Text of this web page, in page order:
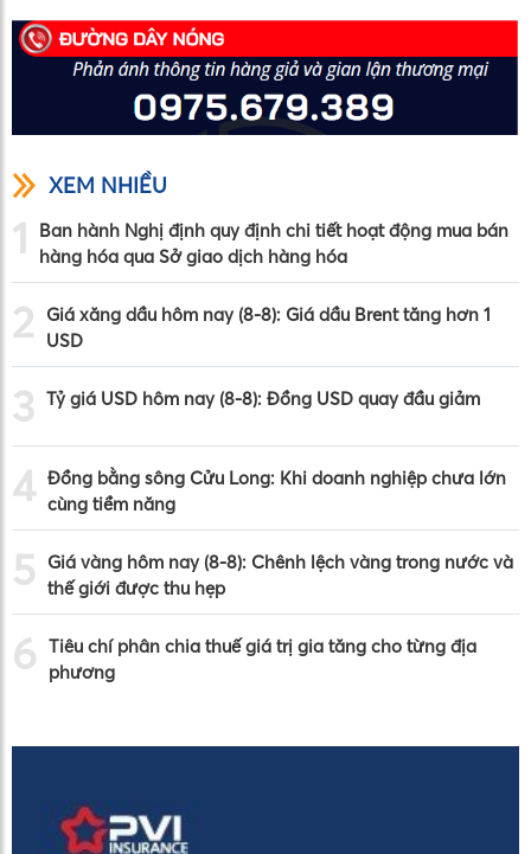
XEM NHIỀU
1
Ban hành Nghị định quy định chi tiết hoạt động mua bán
hàng hóa qua Sở giao dịch hàng hóa
2
Giá xăng dầu hôm nay (8-8): Giá dầu Brent tăng hơn 1
USD
3 Tỷ giá USD hôm nay (8-8): Đồng USD quay đầu giảm
4 Đồng bằng sông Cửu Long: Khi doanh nghiệp chưa lớn
cùng tiềm năng
5
Giá vàng hôm nay (8-8): Chênh lệch vàng trong nước và
thế giới được thu hẹp
6 Tiêu chí phân chia thuế giá trị gia tăng cho từng địa
phương